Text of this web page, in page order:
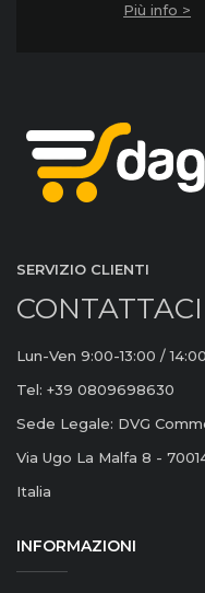
Più info >
SERVIZIO CLIENTI
CONTATTACI
Lun-Ven 9:00-13:00 /
Tel: +39 0809698630
Sede Legale: DVG
Via Ugo La Malfa 8 -
Italia
INFORMAZIONI